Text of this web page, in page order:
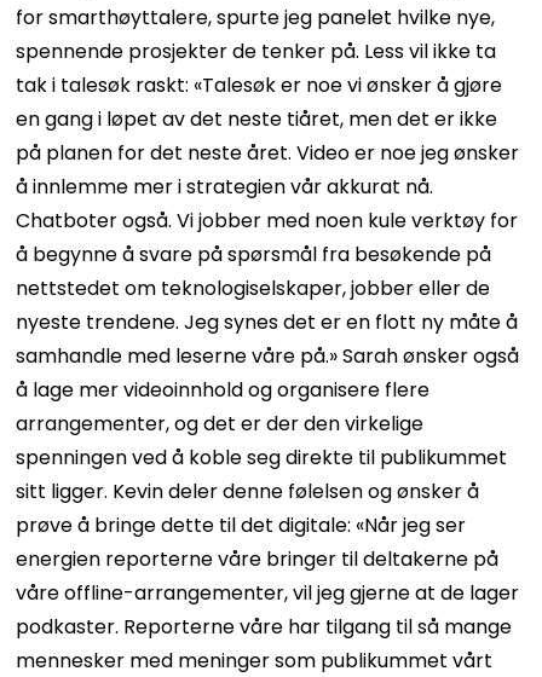
for smarthøyttalere, spurte jeg panelet hvilke nye,
spennende prosjekter de tenker på. Less vil ikke ta
tak i talesøk raskt: «Talesøk er noe vi ønsker å gjøre
en gang i løpet av det neste tiåret, men det er ikke
på planen for det neste året. Video er noe jeg ønsker
å innlemme mer i strategien vår akkurat nå.
Chatboter også. Vi jobber med noen kule verktøy for
å begynne å svare på spørsmål fra besøkende på
nettstedet om teknologiselskaper, jobber eller de
nyeste trendene. Jeg synes det er en flott ny måte å
samhandle med leserne våre på.» Sarah ønsker også
å lage mer videoinnhold og organisere flere
arrangementer, og det er der den virkelige
spenningen ved å koble seg direkte til publikummet
sitt ligger. Kevin deler denne følelsen og ønsker å
prøve å bringe dette til det digitale: «Når jeg ser
energien reporterne våre bringer til deltakerne på
våre offline-arrangementer, vil jeg gjerne at de lager
podkaster. Reporterne våre har tilgang til så mange
mennesker med meninger som publikummet vårt